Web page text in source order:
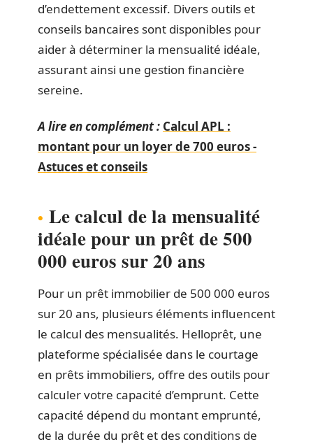
d’endettement excessif. Divers outils et
conseils bancaires sont disponibles pour
aider à déterminer la mensualité idéale,
assurant ainsi une gestion financière
sereine.
A lire en complément : Calcul APL :
montant pour un loyer de 700 euros -
Astuces et conseils
Le calcul de la mensualité
idéale pour un prêt de 500
000 euros sur 20 ans
Pour un prêt immobilier de 500 000 euros
sur 20 ans, plusieurs éléments influencent
le calcul des mensualités. Helloprêt, une
plateforme spécialisée dans le courtage
en prêts immobiliers, offre des outils pour
calculer votre capacité d’emprunt. Cette
capacité dépend du montant emprunté,
de la durée du prêt et des conditions de